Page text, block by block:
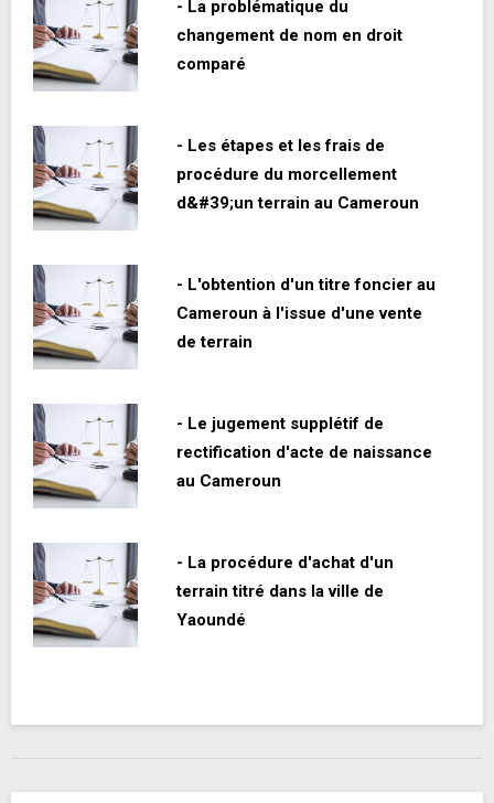
- La problématique du
changement de nom en droit
comparé
- Les étapes et les frais de
procédure du morcellement
d&#39;un terrain au Cameroun
- L'obtention d'un titre foncier au
Cameroun à l'issue d'une vente
de terrain
- Le jugement supplétif de
rectification d'acte de naissance
au Cameroun
- La procédure d'achat d'un
terrain titré dans la ville de
Yaoundé